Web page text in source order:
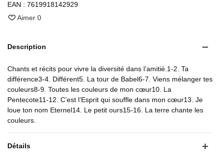
EAN : 7619918142929
Aimer 0
Description
Chants et récits pour vivre la diversité dans l’amitié.1-2. Ta
différence3-4. Différent5. La tour de Babel6-7. Viens mélanger tes
couleurs8-9. Toutes les couleurs de mon cœur10. La
Pentecote11-12. C’est l’Esprit qui souffle dans mon cœur13. Je
loue ton nom Eternel14. Le petit ours15-16. La terre chante les
couleurs.
Détails